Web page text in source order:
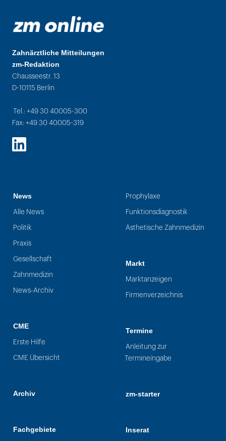
Zahnärztliche Mitteilungen
zm-Redaktion
Chausseestr. 13
D-10115 Berlin
Tel.: +49 30 40005-300
Fax: +49 30 40005-319
LinkedIn
News
Alle News
Politik
Praxis
Gesellschaft
Zahnmedizin
News-Archiv
CME
Erste Hilfe
CME Übersicht
Archiv
Fachgebiete
Prophylaxe
Funktionsdiagnostik
Ästhetische Zahnmedizin
Markt
Marktanzeigen
Firmenverzeichnis
Termine
Anleitung zur
Termineingabe
zm-starter
Inserat